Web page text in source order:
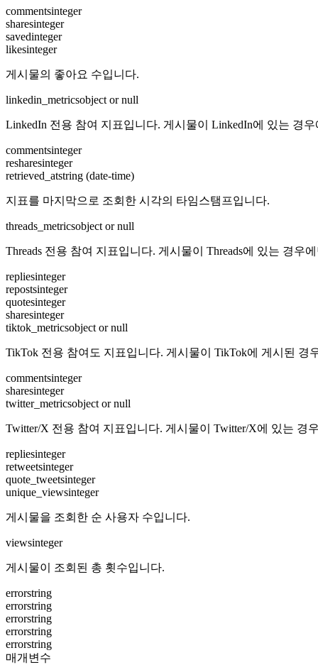
commentsinteger
sharesinteger
savedinteger
likesinteger
게시물의 좋아요 수입니다.
linkedin_metricsobject or null
LinkedIn 전용 참여 지표입니다. 게시물이 LinkedIn에 있는 경
commentsinteger
resharesinteger
retrieved_atstring (date-time)
지표를 마지막으로 조회한 시각의 타임스탬프입니다.
threads_metricsobject or null
Threads 전용 참여 지표입니다. 게시물이 Threads에 있는 경우
repliesinteger
repostsinteger
quotesinteger
sharesinteger
tiktok_metricsobject or null
TikTok 전용 참여도 지표입니다. 게시물이 TikTok에 게시된 경
commentsinteger
sharesinteger
twitter_metricsobject or null
Twitter/X 전용 참여 지표입니다. 게시물이 Twitter/X에 있는 경
repliesinteger
retweetsinteger
quote_tweetsinteger
unique_viewsinteger
게시물을 조회한 순 사용자 수입니다.
viewsinteger
게시물이 조회된 총 횟수입니다.
errorstring
errorstring
errorstring
errorstring
errorstring
매개변수